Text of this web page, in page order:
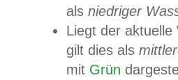
als niedriger
Liegt der
gilt dies als
mit Grün